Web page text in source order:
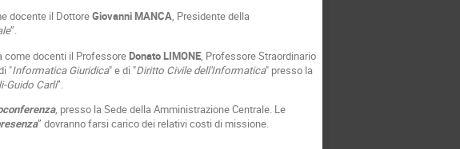
docente il DottoreGiovanni MANCA, Presidente della
”.
come docenti il ProfessoreDonato LIMONE , Professore Straordinario
"Informatica Giuridica" e di "Diritto Civile dell'Informatica" presso la
Guido Carli”.
, presso la Sede della Amministrazione Centrale. Le
” dovranno farsi carico dei relativi costi di missione.